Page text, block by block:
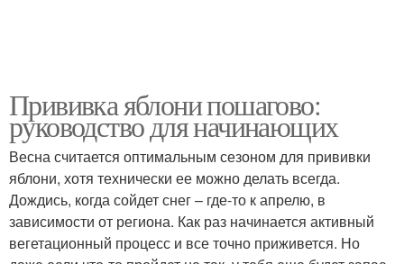
Прививка яблони пошагово:
руководство для начинающих
Весна считается оптимальным сезоном для прививки
яблони, хотя технически ее можно делать всегда.
Дождись, когда сойдет снег – где-то к апрелю, в
зависимости от региона. Как раз начинается активный
вегетационный процесс и все точно приживется. Но